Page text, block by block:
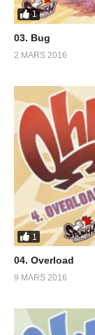
1
03. Bug
2 MARS 2016
1
04. Overload
9 MARS 2016